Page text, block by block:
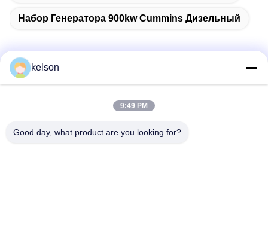
Набор Генератора 900kw Cummins Дизельный
Но. 1, дорога Xinglong 2-ая, индустриальная зона
kelson
9:49 PM
Good day, what product are you looking for?